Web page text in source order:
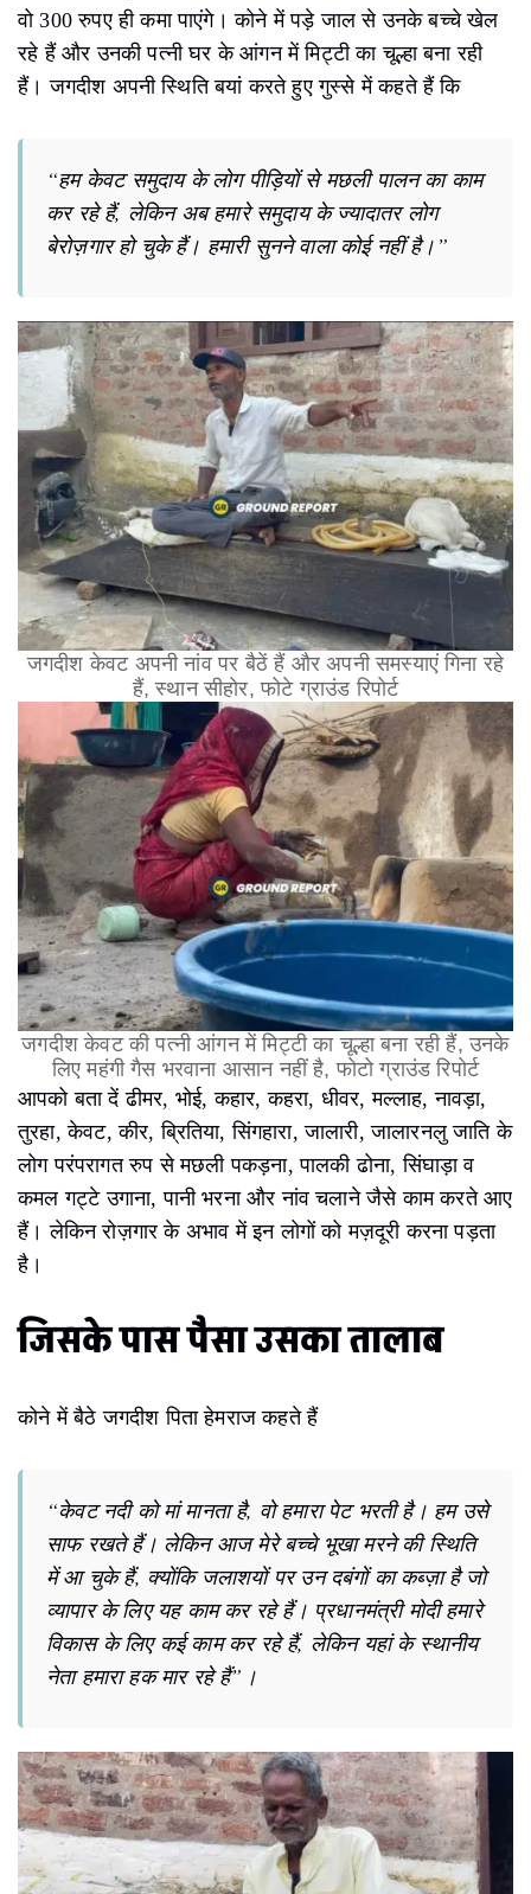
वो 300 रुपए ही कमा पाएंगे। कोने में पड़े जाल से उनके बच्चे खेल
रहे हैं और उनकी पत्नी घर के आंगन में मिट्टी का चूल्हा बना रही
हैं। जगदीश अपनी स्थिति बयां करते हुए गुस्से में कहते हैं कि
“हम केवट समुदाय के लोग पीड़ियों से मछली पालन का काम
कर रहे हैं, लेकिन अब हमारे समुदाय के ज्यादातर लोग
बेरोज़गार हो चुके हैं। हमारी सुनने वाला कोई नहीं है।”
जगदीश केवट अपनी नांव पर बैठें हैं और अपनी समस्याएं गिना रहे
हैं, स्थान सीहोर, फोटे ग्राउंड रिपोर्ट
जगदीश केवट की पत्नी आंगन में मिट्टी का चूल्हा बना रही हैं, उनके
लिए महंगी गैस भरवाना आसान नहीं है, फोटो ग्राउंड रिपोर्ट
आपको बता दें ढीमर, भोई, कहार, कहरा, धीवर, मल्लाह, नावड़ा,
तुरहा, केवट, कीर, ब्रितिया, सिंगहारा, जालारी, जालारनलु जाति के
लोग परंपरागत रुप से मछली पकड़ना, पालकी ढोना, सिंघाड़ा व
कमल गट्टे उगाना, पानी भरना और नांव चलाने जैसे काम करते आए
हैं। लेकिन रोज़गार के अभाव में इन लोगों को मज़दूरी करना पड़ता
है।
जिसके पास पैसा उसका तालाब
कोने में बैठे जगदीश पिता हेमराज कहते हैं
“केवट नदी को मां मानता है, वो हमारा पेट भरती है। हम उसे
साफ रखते हैं। लेकिन आज मेरे बच्चे भूखा मरने की स्थिति
में आ चुके हैं, क्योंकि जलाशयों पर उन दबंगों का कब्ज़ा है जो
व्यापार के लिए यह काम कर रहे हैं। प्रधानमंत्री मोदी हमारे
विकास के लिए कई काम कर रहे हैं, लेकिन यहां के स्थानीय
नेता हमारा हक मार रहे हैं”।